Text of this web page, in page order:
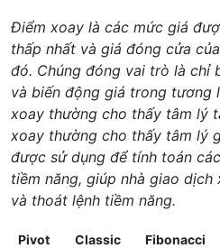
Điểm xoay là các mức giá
thấp nhất và giá đóng cửa
đó. Chúng đóng vai trò là chỉ
và biến động giá trong tương
xoay thường cho thấy tâm lý
xoay thường cho thấy tâm lý
được sử dụng để tính toán
tiềm năng, giúp nhà giao
và thoát lệnh tiềm năng.
Pivot Classic Fibonacci